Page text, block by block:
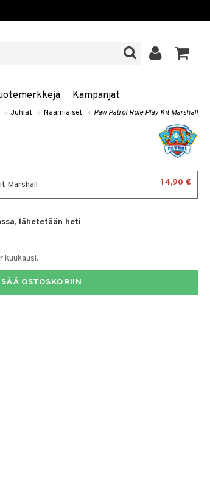
Kampanjat
» Juhlat » Naamiaiset » Paw Patrol Role Play Kit Marshall
Marshall 14,90 €
lähetetään heti
kuukausi.
OSTOSKORIIN